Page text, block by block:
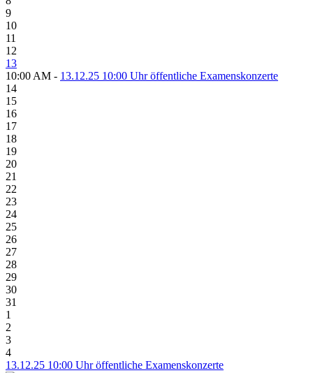
9
10
11
12
13
10:00 AM - 13.12.25 10:00 Uhr öffentliche Examenskonzerte
14
15
16
17
18
19
20
21
22
23
24
25
26
27
28
29
30
31
1
2
3
4
13.12.25 10:00 Uhr öffentliche Examenskonzerte